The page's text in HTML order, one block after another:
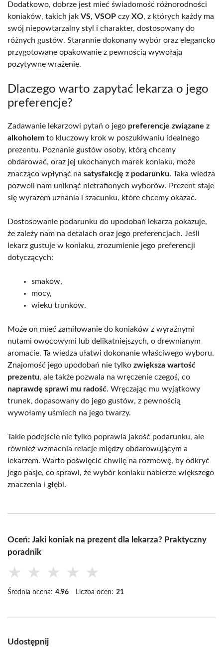
Dodatkowo, dobrze jest mieć świadomość różnorodności
koniaków, takich jak VS, VSOP czy XO, z których każdy ma
swój niepowtarzalny styl i charakter, dostosowany do
różnych gustów. Starannie dokonany wybór oraz elegancko
przygotowane opakowanie z pewnością wywołają
pozytywne wrażenie.
Dlaczego warto zapytać lekarza o jego
preferencje?
Zadawanie lekarzowi pytań o jego preferencje związane z
alkoholem to kluczowy krok w poszukiwaniu idealnego
prezentu. Poznanie gustów osoby, którą chcemy
obdarować, oraz jej ukochanych marek koniaku, może
znacząco wpłynąć na satysfakcję z podarunku. Taka wiedza
pozwoli nam uniknąć nietrafionych wyborów. Prezent staje
się wyrazem uznania i szacunku, które chcemy okazać.
Dostosowanie podarunku do upodobań lekarza pokazuje,
że zależy nam na detalach oraz jego preferencjach. Jeśli
lekarz gustuje w koniaku, zrozumienie jego preferencji
dotyczących:
smaków,
mocy,
wieku trunków.
Może on mieć zamiłowanie do koniaków z wyraźnymi
nutami owocowymi lub delikatniejszych, o drewnianym
aromacie. Ta wiedza ułatwi dokonanie właściwego wyboru.
Znajomość jego upodobań nie tylko zwiększa wartość
prezentu, ale także pozwala na wręczenie czegoś, co
naprawdę sprawi mu radość. Wręczając mu wyjątkowy
trunek, dopasowany do jego gustów, z pewnością
wywołamy uśmiech na jego twarzy.
Takie podejście nie tylko poprawia jakość podarunku, ale
również wzmacnia relacje między obdarowującym a
lekarzem. Warto poświęcić chwilę na rozmowę, by odkryć
jego pasje, co sprawi, że wybór koniaku nabierze większego
znaczenia i głębi.
Oceń: Jaki koniak na prezent dla lekarza? Praktyczny
poradnik
★ ★ ★ ★ ★
Średnia ocena: 4.96 Liczba ocen: 21
Udostępnij